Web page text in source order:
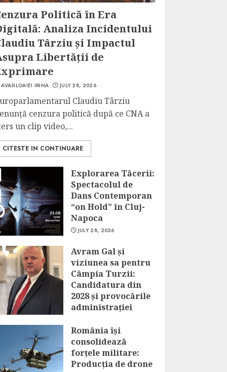
Politică în Era
Analiza Incidentului
Târziu și Impactul
Libertății de
AVASILOAIEI IRINA JULY 28, 2026
Claudiu Târziu
cenzura politică după ce CNA a
un clip video,...
CITESTE IN CONTINUARE
Explorarea Tăcerii:
Spectacolul de
Dans Contemporan
“on Hold” în Cluj-
Napoca
JULY 28, 2026
Avram Gal și
viziunea sa pentru
Câmpia Turzii:
Candidatura din
2028 și provocările
administrației
JULY 28, 2026
România își
consolidează
forțele militare:
Producția de drone